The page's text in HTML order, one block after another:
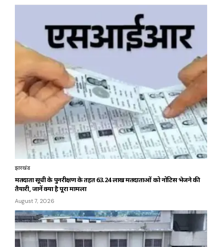
झारखंड
मतदाता सूची के पुनरीक्षण के तहत 63.24 लाख मतदाताओं को नोटिस भेजने की
तैयारी, जानें क्या है पूरा मामला
August 7, 2026